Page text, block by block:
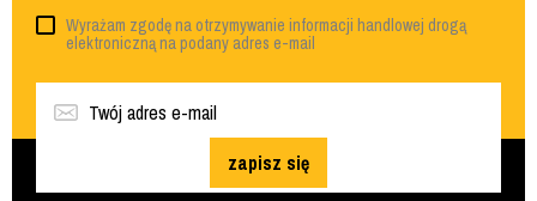
Wyrażam zgodę na otrzymywanie informacji handlowej drogą
elektroniczną na podany adres e-mail
zapisz się